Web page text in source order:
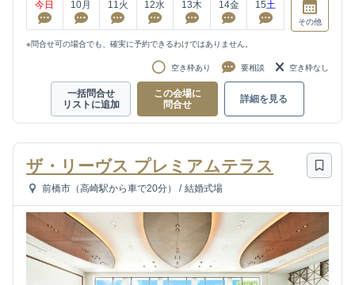
今日 10月 11 火 12水 13木 14金 15土
その他
※問合せ可の場合でも、確実に予約できるわけではありません。
空き枠あり 要相談 空き枠なし
一括問合せ
リストに追加
この会場に
問合せ
詳細を見る
ザ・リーヴス プレミアムテラス
前橋市（高崎駅から車で20分） / 結婚式場